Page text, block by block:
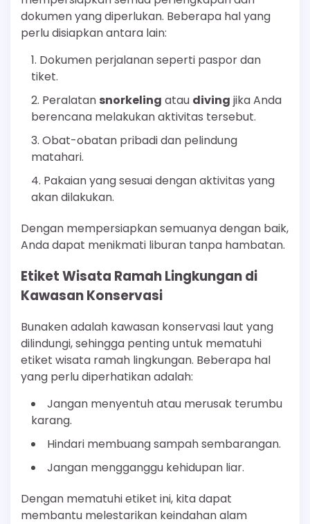
dokumen yang diperlukan. Beberapa hal yang
perlu disiapkan antara lain:
Dokumen perjalanan seperti paspor dan
tiket.
Peralatan snorkeling atau diving jika Anda
berencana melakukan aktivitas tersebut.
Obat-obatan pribadi dan pelindung
matahari.
Pakaian yang sesuai dengan aktivitas yang
akan dilakukan.
Dengan mempersiapkan semuanya dengan baik,
Anda dapat menikmati liburan tanpa hambatan.
Etiket Wisata Ramah Lingkungan di
Kawasan Konservasi
Bunaken adalah kawasan konservasi laut yang
dilindungi, sehingga penting untuk mematuhi
etiket wisata ramah lingkungan. Beberapa hal
yang perlu diperhatikan adalah:
Jangan menyentuh atau merusak terumbu
karang.
Hindari membuang sampah sembarangan.
Jangan mengganggu kehidupan liar.
Dengan mematuhi etiket ini, kita dapat
membantu melestarikan keindahan alam